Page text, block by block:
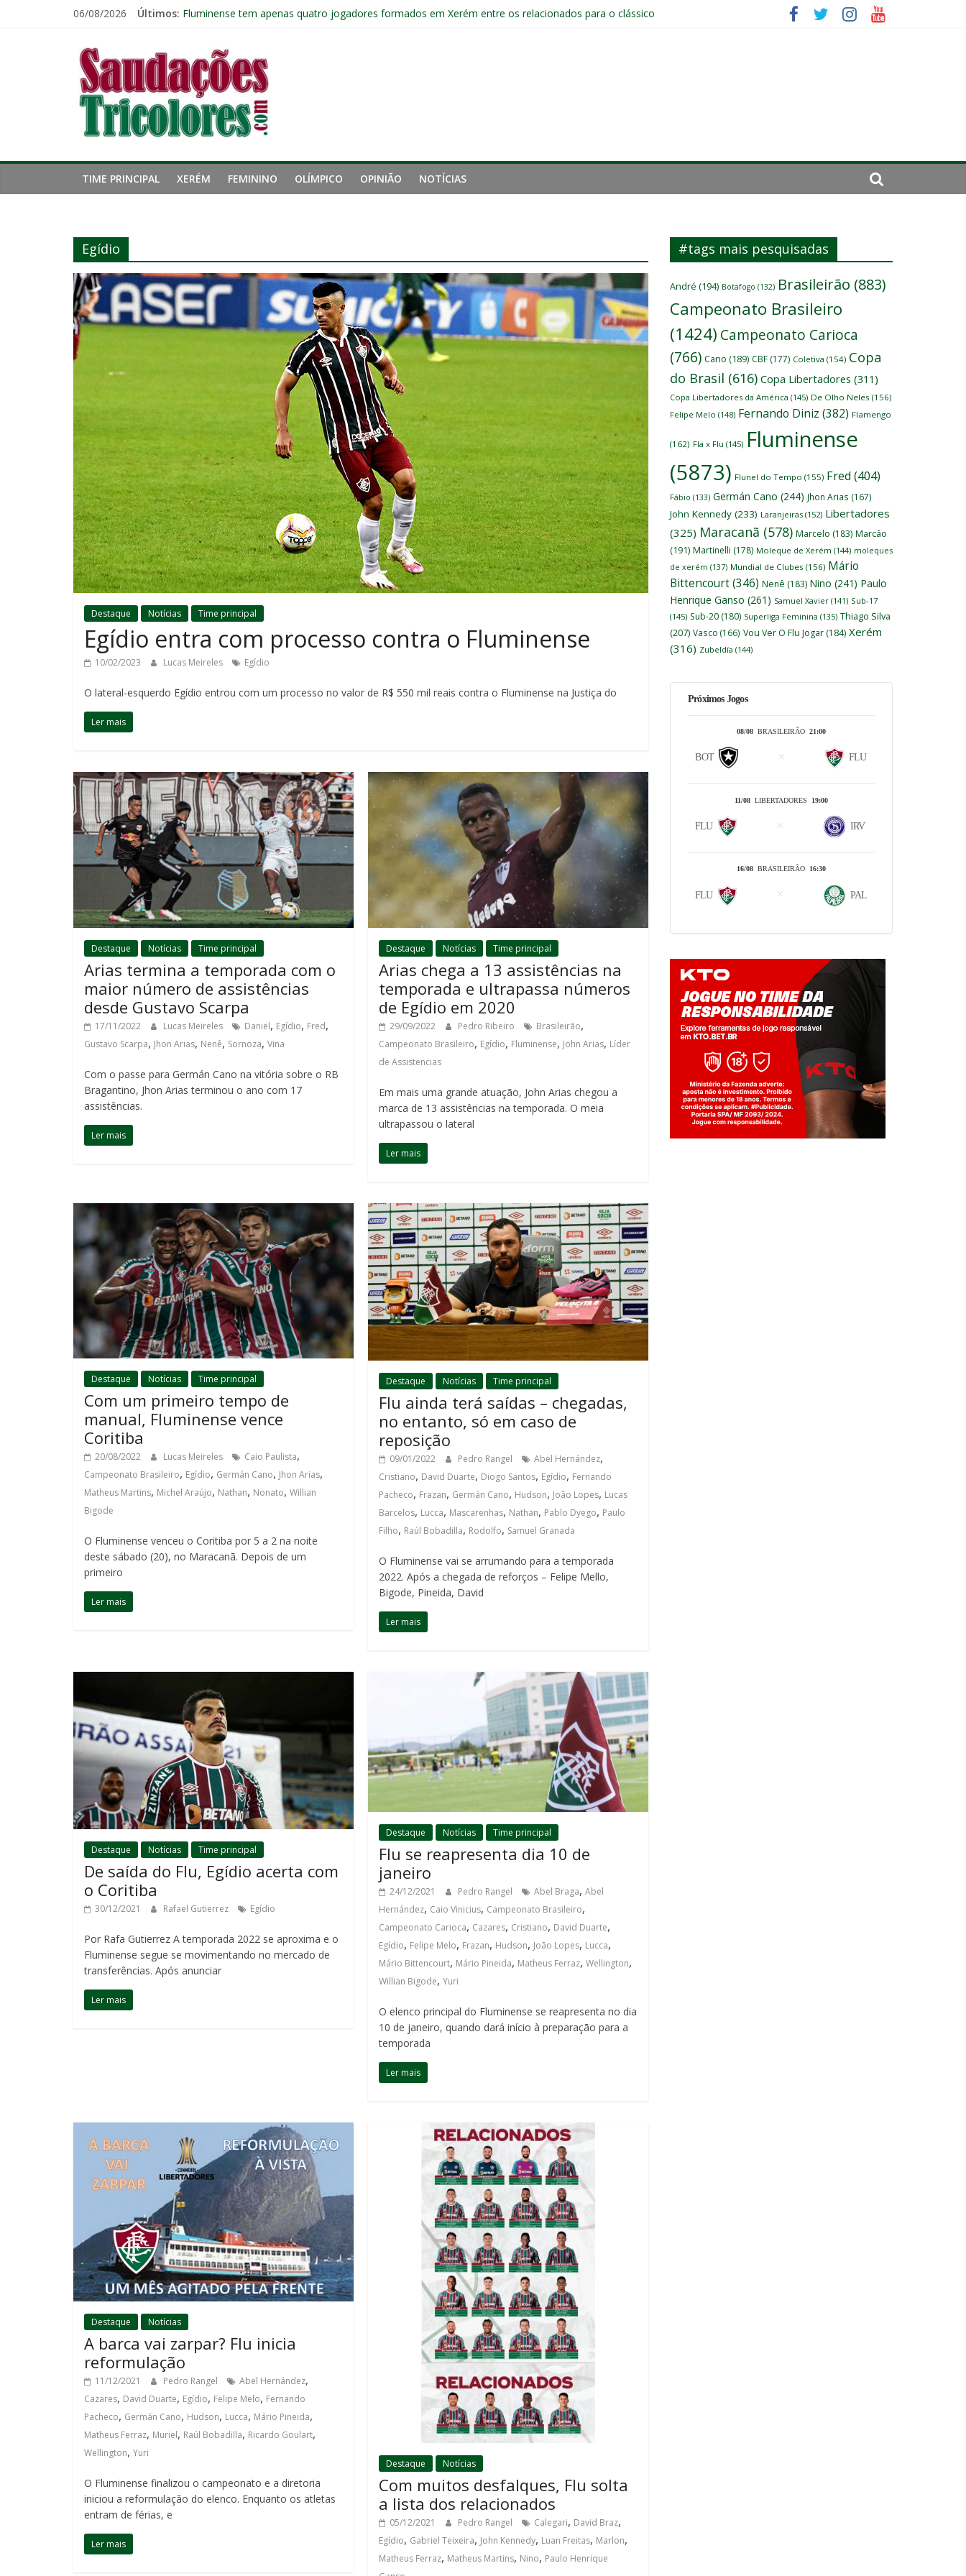
06/08/2026 Últimos: Fluminense tem apenas quatro jogadores formados em Xerém entre os relacionados para o clássico
Igor Rabello reconhece primeiro tempo ruim do Fluminense e cobra arbitragem em lance de pancada: “Tem que parar o jogo”
Fluminense perde para o Vasco e está eliminado da Copa do Brasil
Saudações
Tricolores
TIME PRINCIPAL XERÉM FEMININO OLÍMPICO OPINIÃO NOTÍCIAS
Egídio
Destaque Notícias Time principal
Egídio entra com processo contra o Fluminense
10/02/2023 Lucas Meireles Egídio
O lateral-esquerdo Egídio entrou com um processo no valor de R$ 550 mil reais contra o Fluminense na Justiça do
Ler mais
Destaque Notícias Time principal
Arias termina a temporada com o
maior número de assistências
desde Gustavo Scarpa
17/11/2022 Lucas Meireles Daniel, Egídio, Fred,
Gustavo Scarpa, Jhon Arias, Nenê, Sornoza, Vina
Com o passe para Germán Cano na vitória sobre o RB
Bragantino, Jhon Arias terminou o ano com 17
assistências.
Ler mais
Destaque Notícias Time principal
Arias chega a 13 assistências na
temporada e ultrapassa números
de Egídio em 2020
29/09/2022 Pedro Ribeiro Brasileirão,
Campeonato Brasileiro, Egídio, Fluminense, John Arias, Líder
de Assistencias
Em mais uma grande atuação, John Arias chegou a
marca de 13 assistências na temporada. O meia
ultrapassou o lateral
Ler mais
Destaque Notícias Time principal
Com um primeiro tempo de
manual, Fluminense vence
Coritiba
20/08/2022 Lucas Meireles Caio Paulista,
Campeonato Brasileiro, Egídio, Germán Cano, Jhon Arias,
Matheus Martins, Michel Araújo, Nathan, Nonato, Willian
Bigode
O Fluminense venceu o Coritiba por 5 a 2 na noite
deste sábado (20), no Maracanã. Depois de um
primeiro
Ler mais
Destaque Notícias Time principal
Flu ainda terá saídas – chegadas,
no entanto, só em caso de
reposição
09/01/2022 Pedro Rangel Abel Hernández,
Cristiano, David Duarte, Diogo Santos, Egídio, Fernando
Pacheco, Frazan, Germán Cano, Hudson, João Lopes, Lucas
Barcelos, Lucca, Mascarenhas, Nathan, Pablo Dyego, Paulo
Filho, Raúl Bobadilla, Rodolfo, Samuel Granada
O Fluminense vai se arrumando para a temporada
2022. Após a chegada de reforços – Felipe Mello,
Bigode, Pineida, David
Ler mais
Destaque Notícias Time principal
De saída do Flu, Egídio acerta com
o Coritiba
30/12/2021 Rafael Gutierrez Egídio
Por Rafa Gutierrez A temporada 2022 se aproxima e o
Fluminense segue se movimentando no mercado de
transferências. Após anunciar
Ler mais
Destaque Notícias Time principal
Flu se reapresenta dia 10 de
janeiro
24/12/2021 Pedro Rangel Abel Braga,Abel
Hernández, Caio Vinicius, Campeonato Brasileiro,
Campeonato Carioca, Cazares, Cristiano, David Duarte,
Egídio, Felipe Melo, Frazan, Hudson, João Lopes, Lucca,
Mário Bittencourt, Mário Pineida, Matheus Ferraz,Wellington,
Willian Bigode,Yuri
O elenco principal do Fluminense se reapresenta no dia
10 de janeiro, quando dará início à preparação para a
temporada
Ler mais
Destaque Notícias
A barca vai zarpar? Flu inicia
reformulação
11/12/2021 Pedro Rangel Abel Hernández,
Cazares, David Duarte, Egídio, Felipe Melo, Fernando
Pacheco, Germán Cano, Hudson, Lucca, Mário Pineida,
Matheus Ferraz, Muriel, Raúl Bobadilla, Ricardo Goulart,
Wellington, Yuri
O Fluminense finalizou o campeonato e a diretoria
iniciou a reformulação do elenco. Enquanto os atletas
entram de férias, e
Ler mais
Destaque Notícias
Com muitos desfalques, Flu solta
a lista dos relacionados
05/12/2021 Pedro Rangel Calegari, David Braz,
Egídio, Gabriel Teixeira, John Kennedy, Luan Freitas, Marlon,
Matheus Ferraz, Matheus Martins, Nino, Paulo Henrique
#tags mais pesquisadas
André (194) Botafogo (132) Brasileirão (883)
Campeonato Brasileiro
(1424) Campeonato Carioca
(766) Cano (189) CBF (177) Coletiva (154) Copa
do Brasil (616) Copa Libertadores (311)
Copa Libertadores da América (145) De Olho Neles (156)
Felipe Melo (148) Fernando Diniz (382) Flamengo
(162) Fla x Flu (145) Fluminense
(5873) Flunel do Tempo (155) Fred (404)
Fábio (133) Germán Cano (244) Jhon Arias (167)
John Kennedy (233) Laranjeiras (152) Libertadores
(325) Maracanã (578) Marcelo (183) Marcão
(191) Martinelli (178) Moleque de Xerém (144) moleques
de xerém (137) Mundial de Clubes (156) Mário
Bittencourt(346) Nenê (183) Nino (241) Paulo
Henrique Ganso (261) Samuel Xavier (141) Sub-17
(145) Sub-20 (180) Superliga Feminina (135) Thiago Silva
(207) Vasco (166) Vou Ver O Flu Jogar (184) Xerém
(316) Zubeldía (144)
Próximos Jogos
08/08 BRASILEIRÃO 21:00
BOT FLU
11/08 LIBERTADORES 19:00
FLU IRV
16/08 BRASILEIRÃO 16:30
FLU PAL
Jogue com responsabilidade. 18+